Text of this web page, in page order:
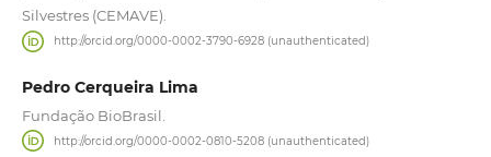
Silvestres (CEMAVE).
http://orcid.org/0000-0002-3790-6928 (unauthenticated)
Pedro Cerqueira Lima
Fundação BioBrasil.
http://orcid.org/0000-0002-0810-5208 (unauthenticated)